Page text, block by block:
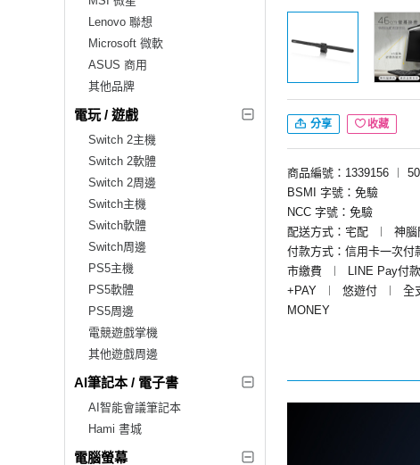
Lenovo 聯想
Microsoft 微軟
ASUS 商用
其他品牌
電玩 / 遊戲
Switch 2主機
Switch 2軟體
Switch 2周邊
Switch主機
Switch軟體
Switch周邊
PS5主機
PS5軟體
PS5周邊
電競遊戲掌機
其他遊戲周邊
AI筆記本 / 電子書
AI智能會議筆記本
Hami 書城
電腦螢幕
分享 收藏
商品編號：1339156 ︱
BSMI 字號：免驗
NCC 字號：免驗
配送方式：宅配
︱
神腦
付款方式：信用卡一次付
市繳費
︱ LINE Pay付款
+PAY
︱ 悠遊付 ︱ 全
MONEY